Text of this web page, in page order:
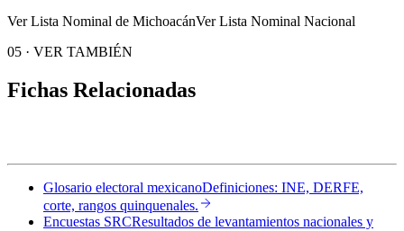
Ver Lista Nominal de MichoacánVer Lista Nominal Nacional
05 · VER TAMBIÉN
Fichas Relacionadas
Glosario electoral mexicanoDefiniciones: INE, DERFE,
corte, rangos quinquenales.
Encuestas SRCResultados de levantamientos nacionales y